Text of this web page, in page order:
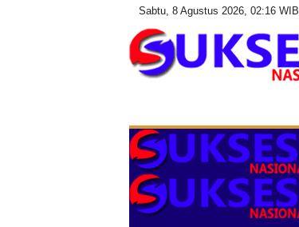
Sabtu, 8 Agustus 2026, 02:16 WIB
s
e
i
N